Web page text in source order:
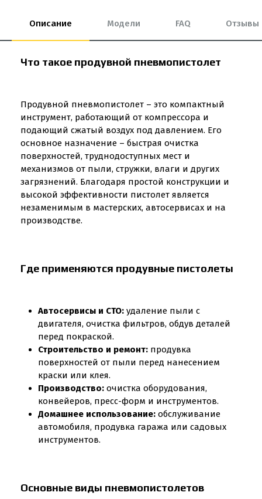
Описание Модели FAQ Отзывы
Что такое продувной пневмопистолет
Продувной пневмопистолет – это компактный
инструмент, работающий от компрессора и
подающий сжатый воздух под давлением. Его
основное назначение – быстрая очистка
поверхностей, труднодоступных мест и
механизмов от пыли, стружки, влаги и других
загрязнений. Благодаря простой конструкции и
высокой эффективности пистолет является
незаменимым в мастерских, автосервисах и на
производстве.
Где применяются продувные пистолеты
Автосервисы и СТО: удаление пыли с
двигателя, очистка фильтров, обдув деталей
перед покраской.
Строительство и ремонт: продувка
поверхностей от пыли перед нанесением
краски или клея.
Производство: очистка оборудования,
конвейеров, пресс-форм и инструментов.
Домашнее использование: обслуживание
автомобиля, продувка гаража или садовых
инструментов.
Основные виды пневмопистолетов